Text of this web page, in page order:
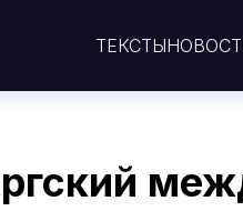
ТЕКСТЫ